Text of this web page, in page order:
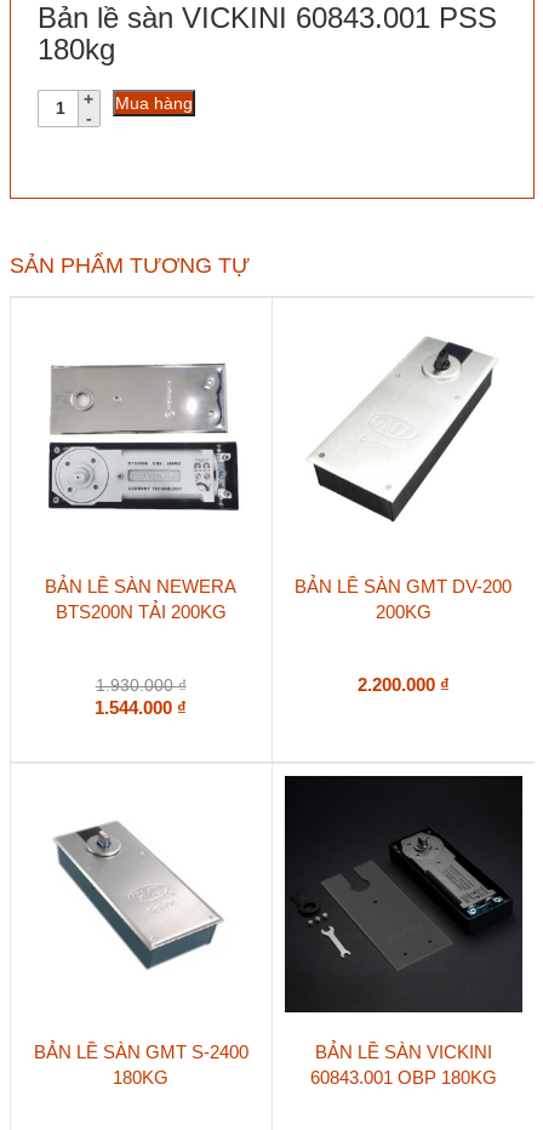
Bản lề sàn VICKINI 60843.001 PSS
180kg
Bản
lượng
Mua hàng
SẢN PHẨM TƯƠNG TỰ
BẢN LỀ SÀN NEWERA
BTS200N TẢI 200KG
1.930.000₫
1.544.000 ₫
BẢN LỀ SÀN GMT DV-200
200KG
2.200.000 ₫
BẢN LỀ SÀN GMT S-2400
180KG
BẢN LỀ SÀN VICKINI
60843.001 OBP 180KG